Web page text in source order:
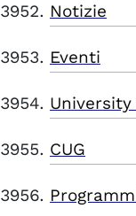
Notizie
Eventi
CUG